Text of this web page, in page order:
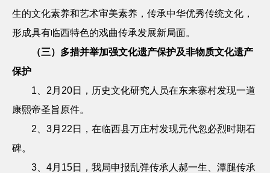
生的文化素养和艺术审美素养，传承中华优秀传统文化，
形成具有临西特色的戏曲传承发展新局面。
（三）多措并举加强文化遗产保护及非物质文化遗产
保护
1
2 月 20日，历史文化研究人员在东来寨村发现一道
康熙帝圣旨原件。
2
3月 22 日，在临西县万庄村发现元代忽必烈时期石
碑。
3
4月 15日，我局申报乱弹传承人郝一生、潭腿传承